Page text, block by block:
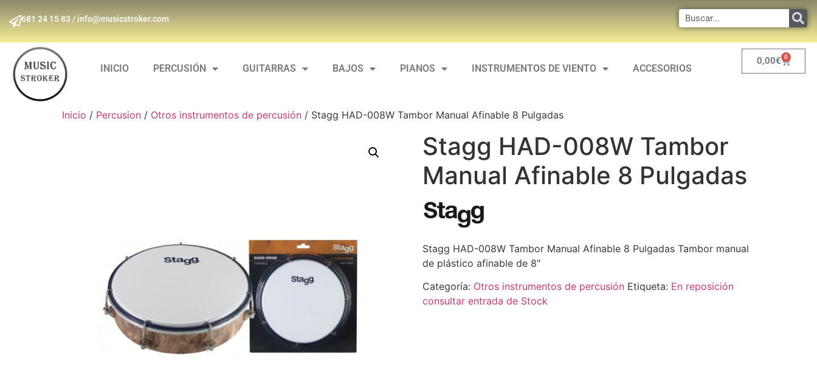
681 24 15 83 / info@musicstroker.com
INICIO PERCUSIÓN GUITARRAS BAJOS PIANOS INSTRUMENTOS DE VIENTO ACCESORIOS
0,00€ 0
Inicio / Percusion / Otros instrumentos de percusión / Stagg HAD-008W Tambor Manual Afinable 8 Pulgadas
Stagg HAD-008W Tambor
Manual Afinable 8 Pulgadas
Stagg HAD-008W Tambor Manual Afinable 8 Pulgadas Tambor manual
de plástico afinable de 8″
Categoría: Otros instrumentos de percusión Etiqueta: En reposición
consultar entrada de Stock